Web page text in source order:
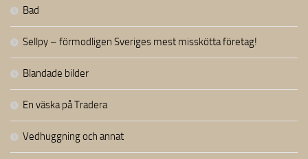
Bad
Sellpy – förmodligen Sveriges mest misskötta företag!
Blandade bilder
En väska på Tradera
Vedhuggning och annat